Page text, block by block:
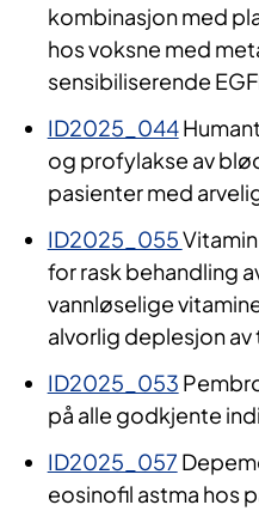
kombinasjon med
hos voksne med
sensibiliserende
ID2025_044
og profylakse av
pasienter med
ID2025_055
for rask behandling
vannløselige
alvorlig deplesjon
ID2025_053
på alle godkjente
ID2025_057
eosinofil astma hos